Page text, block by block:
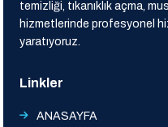
temizliği, tıkanıklık açma,
hizmetlerinde profesyonel
yaratıyoruz.
Linkler
ANASAYFA